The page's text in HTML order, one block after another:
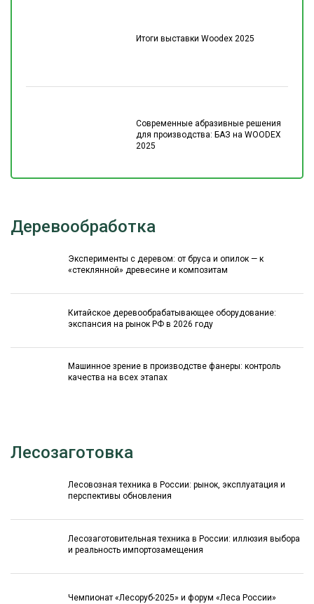
Итоги выставки Woodex 2025
Современные абразивные решения
для производства: БАЗ на WOODEX
2025
Деревообработка
Эксперименты с деревом: от бруса и опилок — к
«стеклянной» древесине и композитам
Китайское деревообрабатывающее оборудование:
экспансия на рынок РФ в 2026 году
Машинное зрение в производстве фанеры: контроль
качества на всех этапах
Лесозаготовка
Лесовозная техника в России: рынок, эксплуатация и
перспективы обновления
Лесозаготовительная техника в России: иллюзия выбора
и реальность импортозамещения
Чемпионат «Лесоруб-2025» и форум «Леса России»